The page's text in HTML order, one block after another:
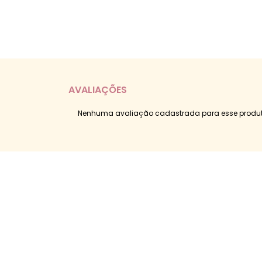
AVALIAÇÕES
Nenhuma avaliação cadastrada para esse